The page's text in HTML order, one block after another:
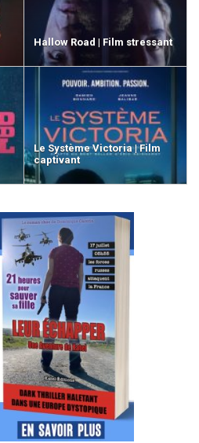
Hallow Road | Film stressant
Le Système Victoria | Film
captivant